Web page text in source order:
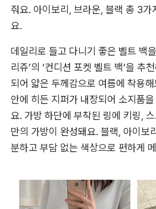
줘요. 아이보리, 브라운, 블랙 총 3가
요.
데일리로 들고 다니기 좋은 벨트 백
리쥬’의 ‘컨디션 포켓 벨트 백’을 추
되어 얇은 두께감으로 여름에 착용
안에 히든 지퍼가 내장되어 소지품
요. 가방 하단에 부착된 링에 키링,
만의 가방이 완성돼요. 블랙, 아이보
분하고 부담 없는 색상으로 편하게